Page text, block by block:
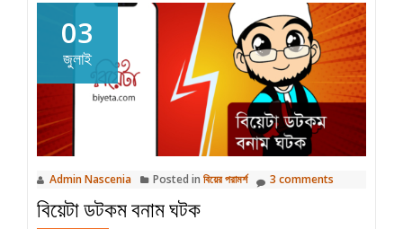
03
জুলাই
Admin Nascenia Posted in বিয়ের পরামর্শ 3 comments
বিয়েটা ডটকম বনাম ঘটক